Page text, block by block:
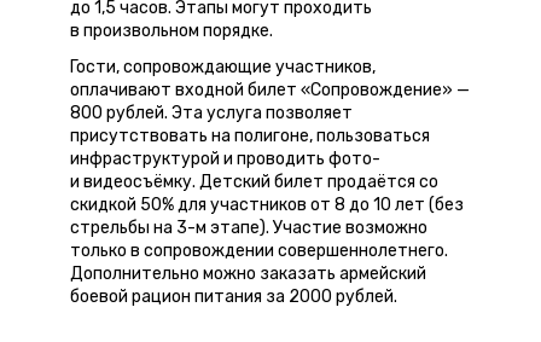
до 1,5 часов. Этапы могут проходить
в произвольном порядке.
Гости, сопровождающие участников,
оплачивают входной билет «Сопровождение» —
800 рублей. Эта услуга позволяет
присутствовать на полигоне, пользоваться
инфраструктурой и проводить фото-
и видеосъёмку. Детский билет продаётся со
скидкой 50% для участников от 8 до 10 лет (без
стрельбы на 3-м этапе). Участие возможно
только в сопровождении совершеннолетнего.
Дополнительно можно заказать армейский
боевой рацион питания за 2000 рублей.